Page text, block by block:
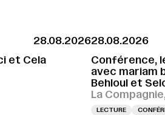
28.08.2026 À 18H VERNISSAGE LE
28.08.2026
et Cela
28.08.2026
Conférence,
avec mariam
Behloul et
La
LECTURE